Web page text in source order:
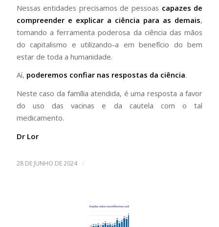
Nessas entidades precisamos de pessoas capazes de
compreender e explicar a ciência para as demais,
tomando a ferramenta poderosa da ciência das mãos
do capitalismo e utilizando-a em benefício do bem
estar de toda a humanidade.
Aí, poderemos confiar nas respostas da ciência.
Neste caso da família atendida, é uma resposta a favor
do uso das vacinas e da cautela com o tal
medicamento.
Dr Lor
28 DE JUNHO DE 2024 /